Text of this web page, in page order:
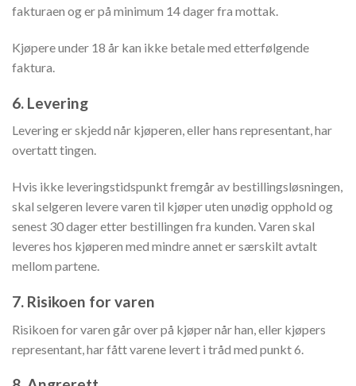
fakturaen og er på minimum 14 dager fra mottak.
Kjøpere under 18 år kan ikke betale med etterfølgende
faktura.
6. Levering
Levering er skjedd når kjøperen, eller hans representant, har
overtatt tingen.
Hvis ikke leveringstidspunkt fremgår av bestillingsløsningen,
skal selgeren levere varen til kjøper uten unødig opphold og
senest 30 dager etter bestillingen fra kunden. Varen skal
leveres hos kjøperen med mindre annet er særskilt avtalt
mellom partene.
7. Risikoen for varen
Risikoen for varen går over på kjøper når han, eller kjøpers
representant, har fått varene levert i tråd med punkt 6.